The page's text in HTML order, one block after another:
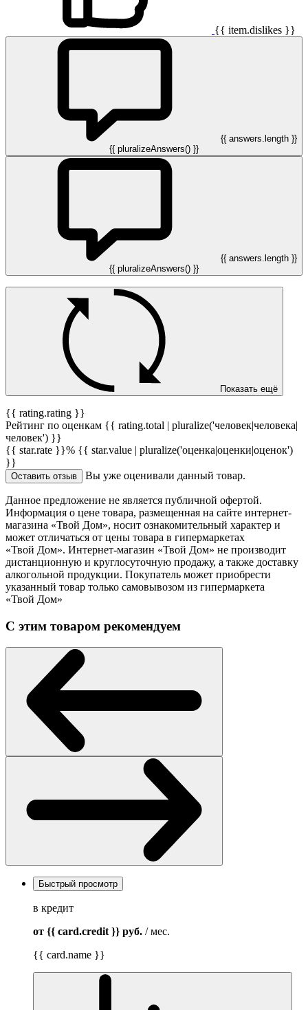
{{ item.dislikes }}
{{ answers.length }}
{{ pluralizeAnswers() }}
{{ answers.length }}
{{ pluralizeAnswers() }}
Показать ещё
{{ rating.rating }}
Рейтинг по оценкам {{ rating.total | pluralize('человек|человека|
человек') }}
{{ star.rate }}% {{ star.value | pluralize('оценка|оценки|оценок')
}}
Оставить отзыв Вы уже оценивали данный товар.
Данное предложение не является публичной офертой.
Информация о цене товара, размещенная на сайте интернет-
магазина «Твой Дом», носит ознакомительный характер и
может отличаться от цены товара в гипермаркетах
«Твой Дом». Интернет-магазин «Твой Дом» не производит
дистанционную и круглосуточную продажу, а также доставку
алкогольной продукции. Покупатель может приобрести
указанный товар только самовывозом из гипермаркета
«Твой Дом»
С этим товаром рекомендуем
Быстрый просмотр
в кредит
от {{ card.credit }} руб. / мес.
{{ card.name }}